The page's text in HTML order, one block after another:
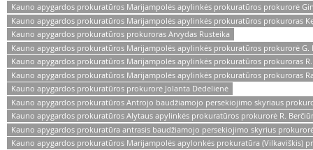
Kauno apygardos prokuratūros Marijampolės apylinkės prokuratūros prokurorė
Kauno apygardos prokuratūros Marijampolės apylinkės prokuratūros prokuroras
Kauno apygardos prokuratūros prokuroras Arvydas Rusteika
Kauno apygardos prokuratūros Marijampolės apylinkės prokuratūros prokurorė G.
Kauno apygardos prokuratūros Marijampolės apylinkės prokuratūros prokuroras
Kauno apygardos prokuratūros Marijampolės apylinkės prokuratūros prokuroras
Kauno apygardos prokuratūros prokurorė Jolanta Dedelienė
Kauno apygardos prokuratūros Antrojo baudžiamojo persekiojimo skyriaus
Kauno apygardos prokuratūros Alytaus apylinkės prokuratūros prokurorė R.
Kauno apygardos prokuratūra antrasis baudžiamojo persekiojimo skyrius
Kauno apygardos prokuratūros Marijampolės apylonkės prokuratūra (Vilkaviškis)